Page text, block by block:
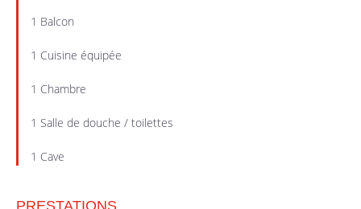
1 Balcon
1 Cuisine équipée
1 Chambre
1 Salle de douche / toilettes
1 Cave